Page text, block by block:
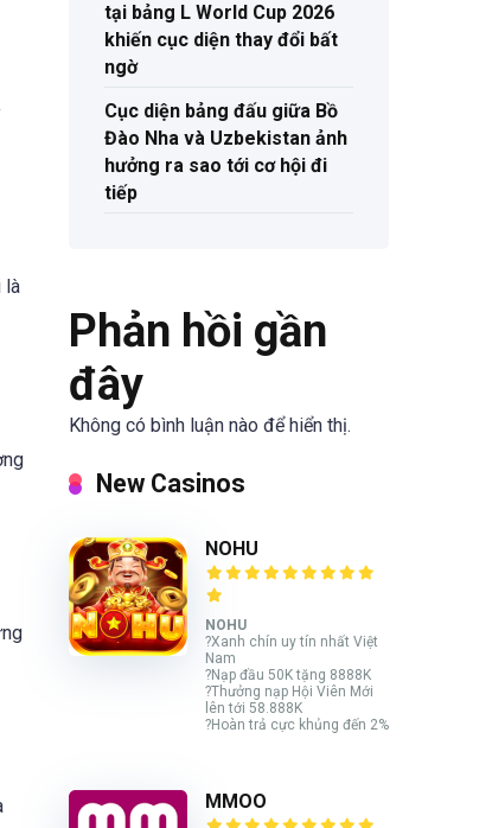
là
tại bảng L World Cup 2026
khiến cục diện thay đổi bất
ngờ
Cục diện bảng đấu giữa Bồ
Đào Nha và Uzbekistan ảnh
hưởng ra sao tới cơ hội đi
tiếp
Phản hồi gần
đây
Không có bình luận nào để hiển thị.
New Casinos
NOHU
NOHU
?Xanh chín uy tín nhất Việt
Nam
?Nạp đầu 50K tặng 8888K
?Thưởng nạp Hội Viên Mới
lên tới 58.888K
?Hoàn trả cực khủng đến 2%
MMOO